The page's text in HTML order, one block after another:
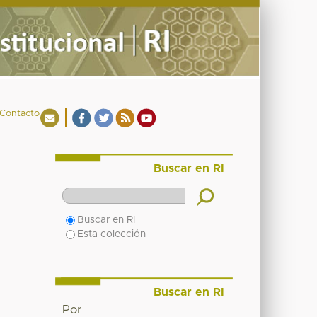
Contacto
Buscar en RI
Buscar en RI
Esta colección
Buscar en RI
Por